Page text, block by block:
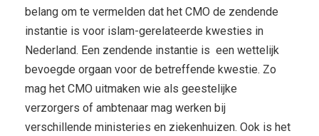
belang om te vermelden dat het CMO de zendende
instantie is voor islam-gerelateerde kwesties in
Nederland. Een zendende instantie is een wettelijk
bevoegde orgaan voor de betreffende kwestie. Zo
mag het CMO uitmaken wie als geestelijke
verzorgers of ambtenaar mag werken bij
verschillende ministeries en ziekenhuizen. Ook is het